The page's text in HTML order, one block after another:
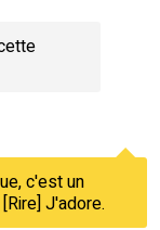
c'est un
J'adore.